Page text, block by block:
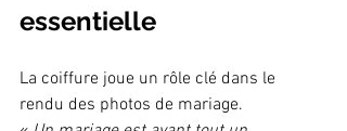
essentielle
La coiffure joue un rôle clé dans le
rendu des photos de mariage.